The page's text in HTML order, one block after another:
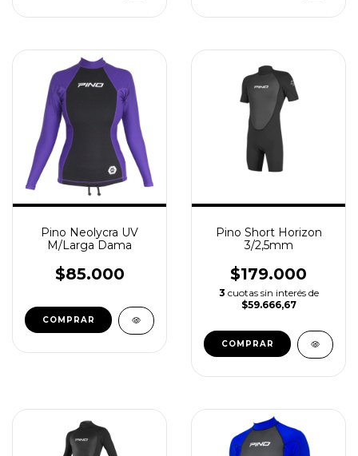
Pino Neolycra UV
M/Larga Dama
$85.000
COMPRAR
Pino Short Horizon
3/2,5mm
$179.000
3 cuotas sin interés de
$59.666,67
COMPRAR